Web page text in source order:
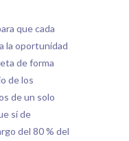
que cada
la oportunidad
de forma
de los
de un solo
sí de
del 80 % del